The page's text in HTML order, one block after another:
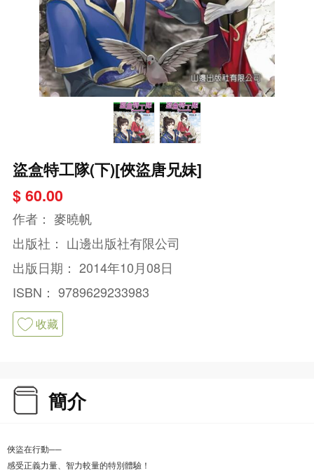
盜盒特工隊(下)[俠盜唐兄妹]
$ 60.00
作者： 麥曉帆
出版社： 山邊出版社有限公司
出版日期： 2014年10月08日
ISBN： 9789629233983
收藏
簡介
俠盜在行動──
感受正義力量、智力較量的特別體驗！